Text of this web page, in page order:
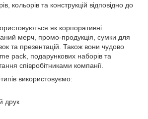
кольорів та конструкцій відповідно до
як корпоративні
мерч, промо-продукція, сумки для
та презентацій. Також вони чудово
pack, подарункових наборів та
співробітниками компанії.
використовуємо:
друк